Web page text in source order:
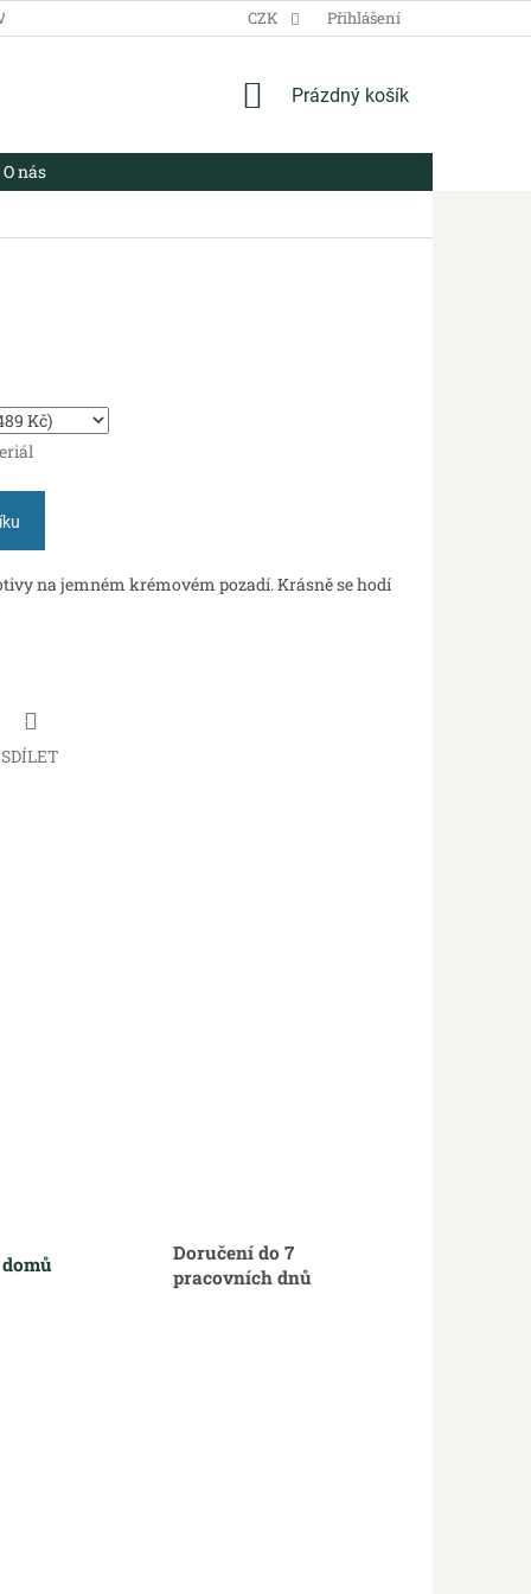
OBCHODNÍ PODMÍNKY ZÁSADY ZPRACOVÁNÍ
CZK Přihlášení
NÁKUPNÍ
Prázdný košík
O nás
na jemném krémovém pozadí. Krásně se hodí
SDÍLET
Doručení do 7
pracovních dnů